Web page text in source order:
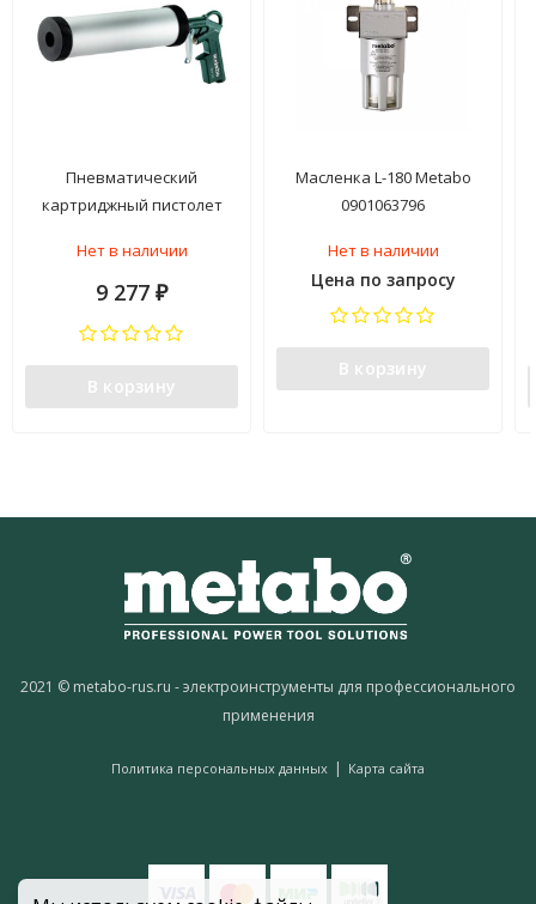
Пневматический
картриджный пистолет
Нет в наличии
9 277 ₽
В корзину
Масленка L-180 Metabo
0901063796
Нет в наличии
Цена по запросу
В корзину
2021 © metabo-rus.ru - электроинструменты для профессионального
применения
Политика персональных данных | Карта сайта